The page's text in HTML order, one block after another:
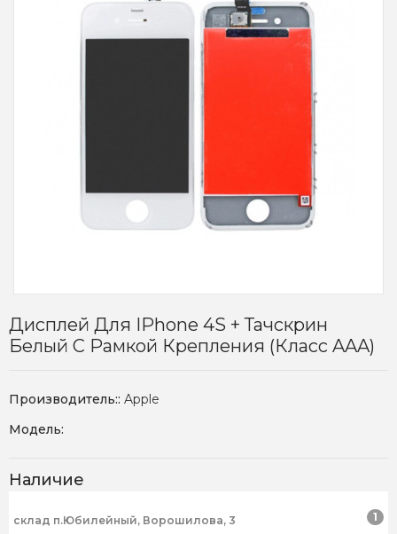
Дисплей Для IPhone 4S + Тачскрин
Белый С Рамкой Крепления (класс AAA)
Производитель:: Apple
Модель:
Наличие
склад п.Юбилейный, Ворошилова, 3 1